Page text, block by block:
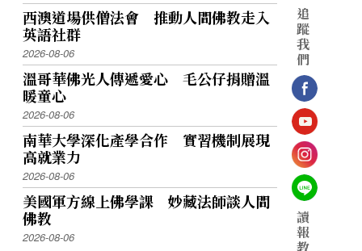
西澳道場供僧法會 推動人間佛教走入
英語社群
2026-08-06
溫哥華佛光人傳遞愛心 毛公仔捐贈溫
暖童心
2026-08-06
南華大學深化產學合作 實習機制展現
高就業力
2026-08-06
美國軍方線上佛學課 妙藏法師談人間
佛教
2026-08-06
追
蹤
我
們
讀
報
教